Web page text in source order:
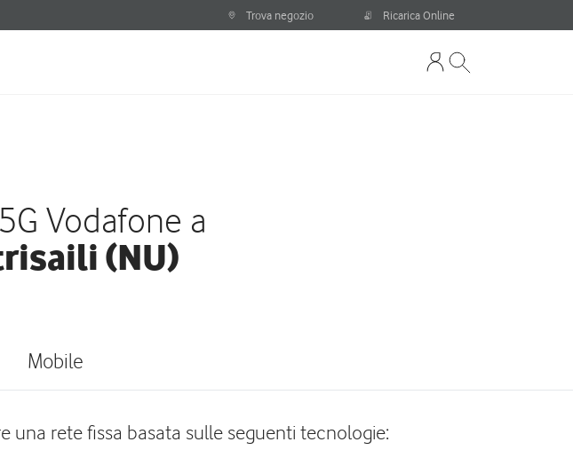
Trova negozio Ricarica Online
Vodafone a
(NU)
Mobile
una rete fissa basata sulle seguenti tecnologie: